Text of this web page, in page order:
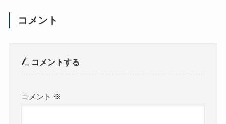
コメント
コメントする
コメント ※